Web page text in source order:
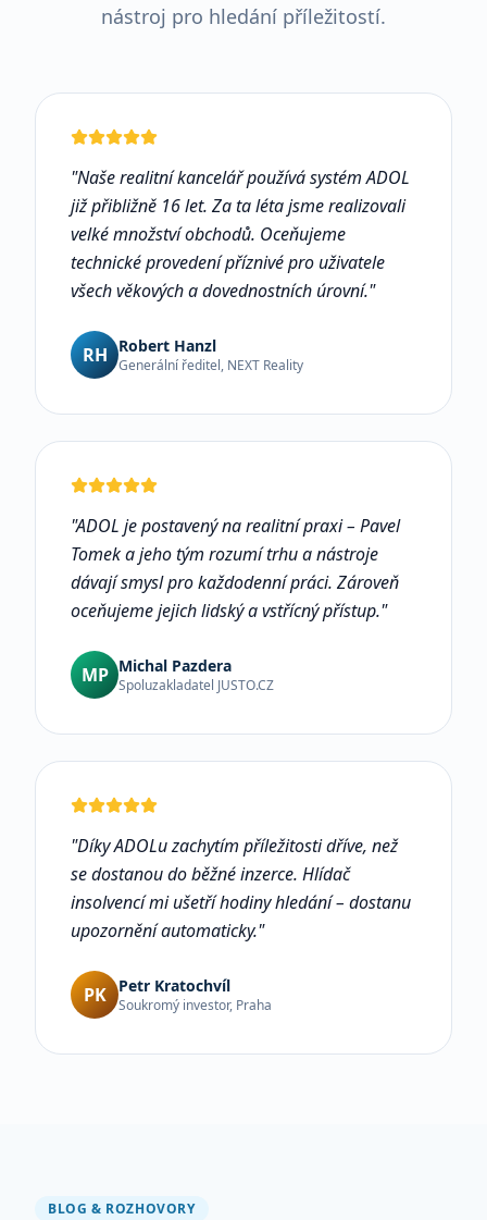
nástroj pro hledání příležitostí.
"Naše realitní kancelář používá systém ADOL
již přibližně 16 let. Za ta léta jsme realizovali
velké množství obchodů. Oceňujeme
technické provedení příznivé pro uživatele
všech věkových a dovednostních úrovní."
RH Robert Hanzl
Generální ředitel, NEXT Reality
"ADOL je postavený na realitní praxi – Pavel
Tomek a jeho tým rozumí trhu a nástroje
dávají smysl pro každodenní práci. Zároveň
oceňujeme jejich lidský a vstřícný přístup."
MP Michal Pazdera
Spoluzakladatel JUSTO.CZ
"Díky ADOLu zachytím příležitosti dříve, než
se dostanou do běžné inzerce. Hlídač
insolvencí mi ušetří hodiny hledání – dostanu
upozornění automaticky."
PK Petr Kratochvíl
Soukromý investor, Praha
BLOG & ROZHOVORY